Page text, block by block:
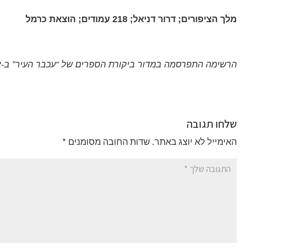
מלך הציפורים; דרור דניאל; 218 עמודים; הוצאת כרמל
הרשימה התפרסמה במדור ביקורת הספרים של “עכבר העיר” ב-12 באוגוסט, 2010
שלחו תגובה
האימייל לא יוצג באתר. שדות החובה מסומנים *